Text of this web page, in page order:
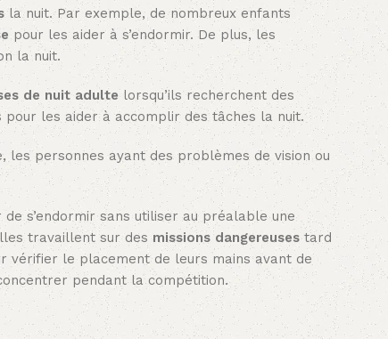
la nuit. Par exemple, de nombreux enfants
pour les aider à s’endormir. De plus, les
la nuit.
de nuit adultelorsqu’ils recherchent des
pour les aider à accomplir des tâches la nuit.
les personnes ayant des problèmes de vision ou
s’endormir sans utiliser au préalable une
travaillent sur des missions dangereusestard
vérifier le placement de leurs mains avant de
pendant la compétition.